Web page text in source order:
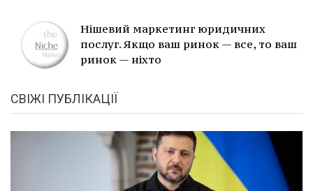
Нішевий маркетинг юридичних
послуг. Якщо ваш ринок — все, то ваш
ринок — ніхто
СВІЖІ ПУБЛІКАЦІЇ